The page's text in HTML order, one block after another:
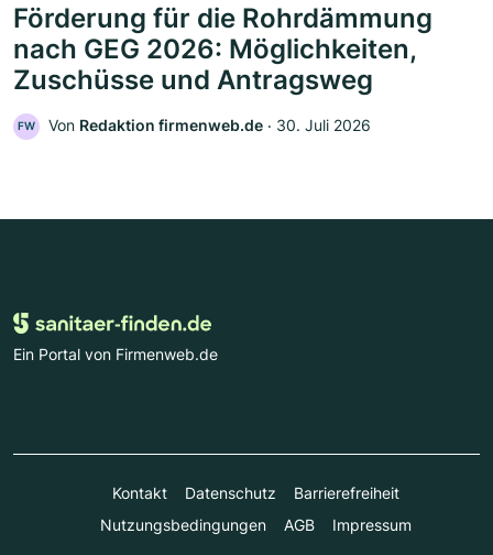
Förderung für die Rohrdämmung
nach GEG 2026: Möglichkeiten,
Zuschüsse und Antragsweg
FW Von Redaktion firmenweb.de ‧ 30. Juli 2026
Ein Portal von Firmenweb.de
Kontakt Datenschutz
Barrierefreiheit
Nutzungsbedingungen
AGB Impressum